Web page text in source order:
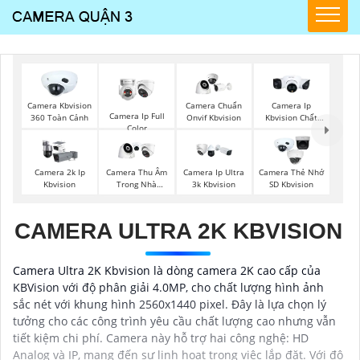
Camera Kbvision
360 Toàn Cảnh
Camera Ip Full
Color
Camera Chuẩn
Onvif Kbvision
Camera Ip
Kbvision Chất
Camera 2k Ip
Kbvision
Camera Thu Âm
Trong Nhà
Camera Ip Ultra
3k Kbvision
Camera Thẻ Nhớ
SD Kbvision
CAMERA ULTRA 2K KBVISION
Camera Ultra 2K Kbvision là dòng camera 2K cao cấp của
KBVision với độ phân giải 4.0MP, cho chất lượng hình ảnh
sắc nét với khung hình 2560x1440 pixel. Đây là lựa chọn lý
tưởng cho các công trình yêu cầu chất lượng cao nhưng vẫn
tiết kiệm chi phí. Camera này hỗ trợ hai công nghệ: HD
Analog và IP, mang đến sự linh hoạt trong việc lắp đặt. Với độ